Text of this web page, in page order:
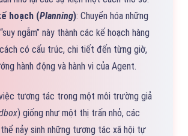
hoạch (Planning): Chuyển hóa những
ngẫm” này thành các kế hoạch hàng
có cấu trúc, chi tiết đến từng giờ,
hành động và hành vi của Agent.
tương tác trong một môi trường giả
) giống như một thị trấn nhỏ, các
nảy sinh những tương tác xã hội tự